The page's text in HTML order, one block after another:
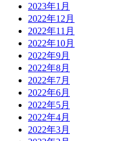
2023年1月
2022年12月
2022年11月
2022年10月
2022年9月
2022年8月
2022年7月
2022年6月
2022年5月
2022年4月
2022年3月